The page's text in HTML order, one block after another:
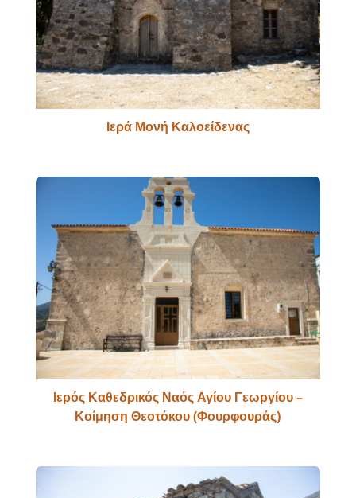
Ιερά Μονή Καλοείδενας
Ιερός Καθεδρικός Ναός Αγίου Γεωργίου –
Κοίμηση Θεοτόκου (Φουρφουράς)